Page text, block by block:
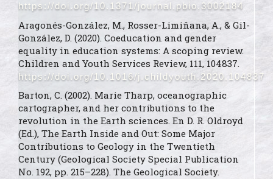
https://doi.org/10.1371/journal.pbio.3002184
Aragonés-González, M., Rosser-Limiñana, A., & Gil-
González, D. (2020). Coeducation and gender
equality in education systems: A scoping review.
Children and Youth Services Review, 111, 104837.
https://doi.org/10.1016/j.childyouth.2020.104837
Barton, C. (2002). Marie Tharp, oceanographic
cartographer, and her contributions to the
revolution in the Earth sciences. En D. R. Oldroyd
(Ed.), The Earth Inside and Out: Some Major
Contributions to Geology in the Twentieth
Century (Geological Society Special Publication
No. 192, pp. 215–228). The Geological Society.